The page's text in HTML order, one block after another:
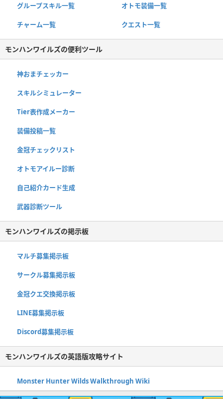
グループスキル一覧 オトモ装備一覧
チャーム一覧 クエスト一覧
モンハンワイルズの便利ツール
神おまチェッカー
スキルシミュレーター
Tier表作成メーカー
装備投稿一覧
金冠チェックリスト
オトモアイルー診断
自己紹介カード生成
武器診断ツール
モンハンワイルズの掲示板
マルチ募集掲示板
サークル募集掲示板
金冠クエ交換掲示板
LINE募集掲示板
Discord募集掲示板
モンハンワイルズの英語版攻略サイト
Monster Hunter Wilds Walkthrough Wiki